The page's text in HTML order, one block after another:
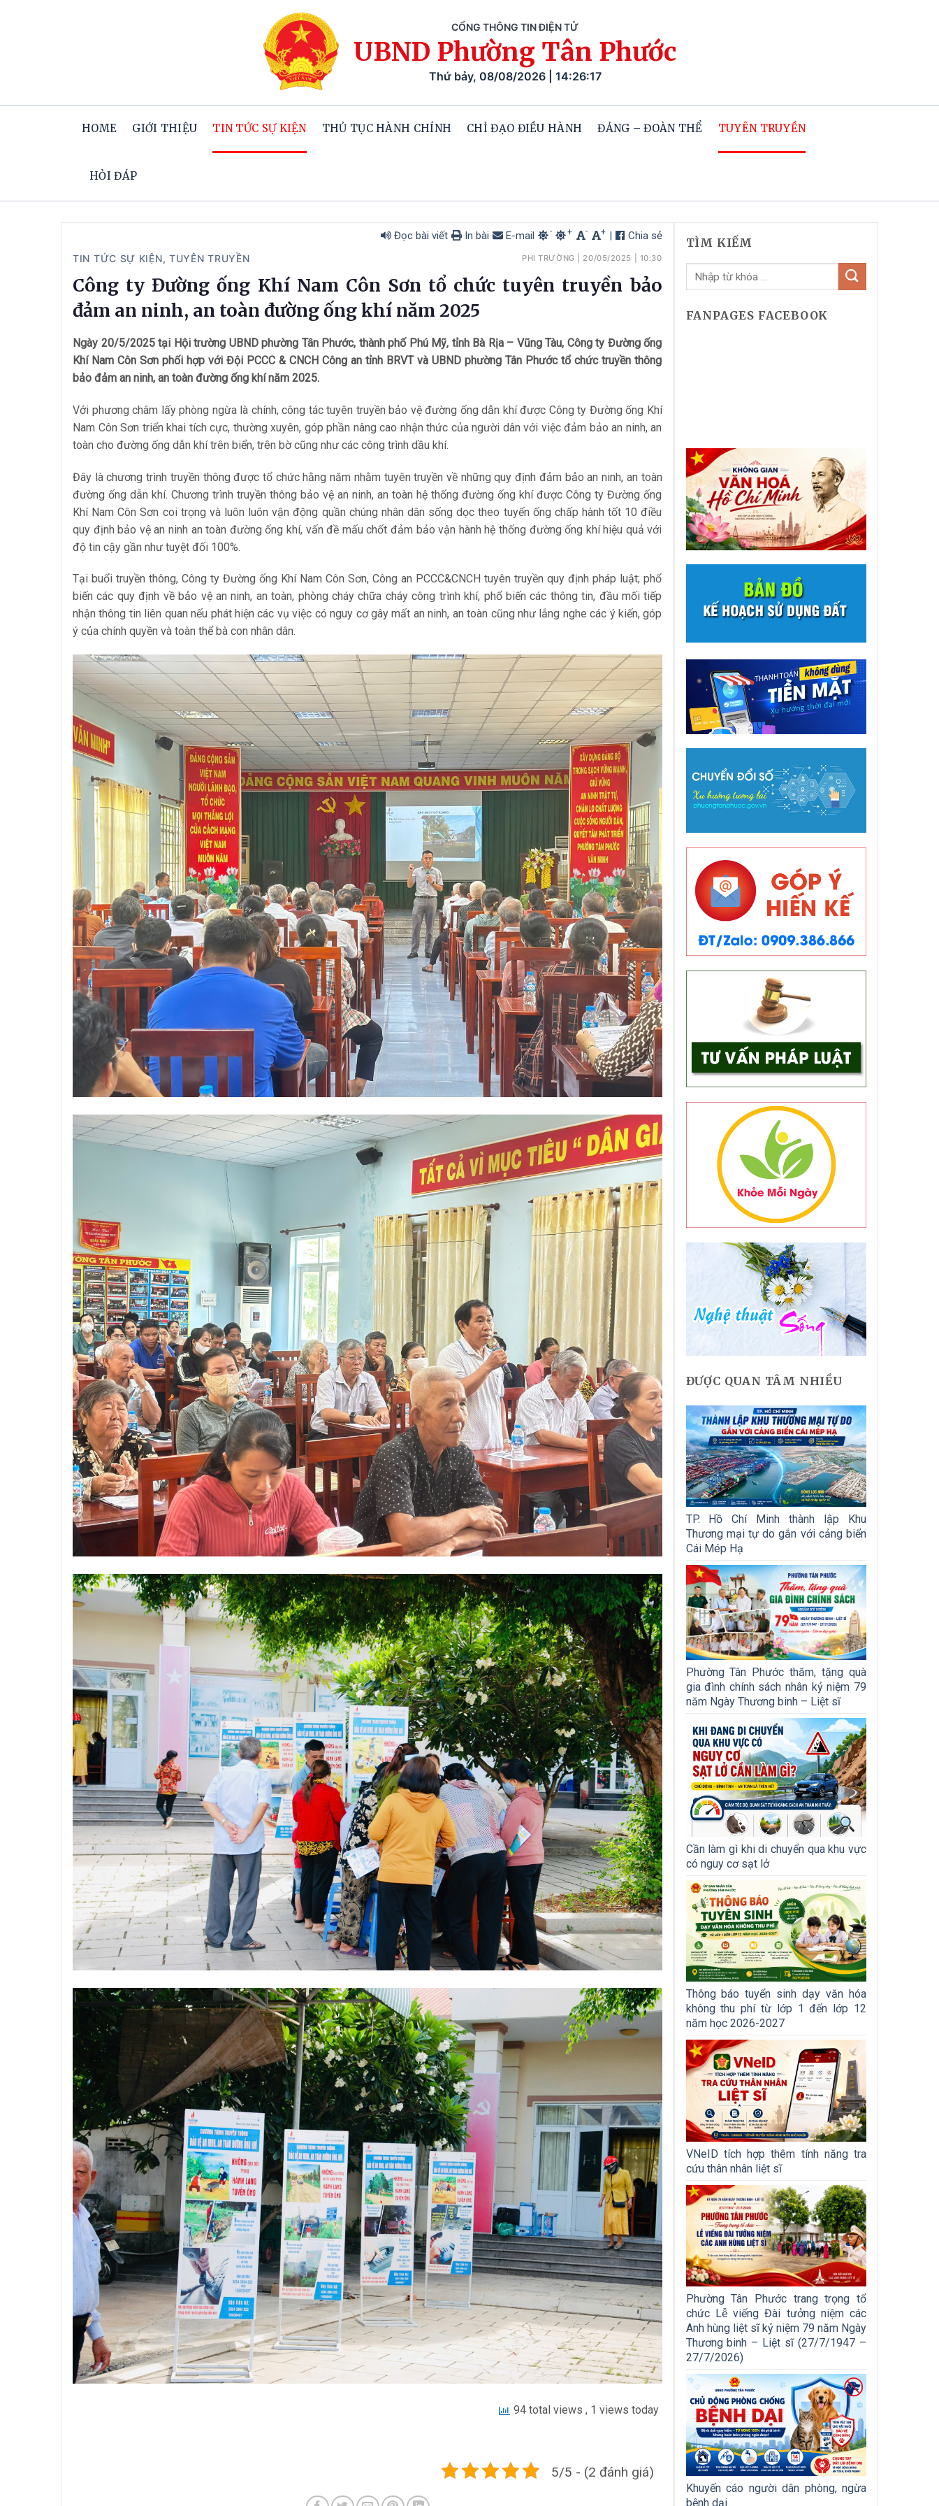
CỔNG THÔNG TIN ĐIỆN TỬ
UBND Phường Tân Phước
Thứ bảy, 08/08/2026 | 14:26:19
HOME GIỚI THIỆU TIN TỨC SỰ KIỆN THỦ TỤC HÀNH CHÍNH CHỈ ĐẠO ĐIỀU HÀNH ĐẢNG – ĐOÀN THỂ TUYÊN TRUYỀN
HỎI ĐÁP
Đọc bài viết In bài E-mail - + - + | Chia sẻ
TIN TỨC SỰ KIỆN, TUYÊN TRUYỀN PHI TRƯỜNG 20/05/2025 10:30
Công ty Đường ống Khí Nam Côn Sơn tổ chức tuyên truyền bảo
đảm an ninh, an toàn đường ống khí năm 2025
Ngày 20/5/2025 tại Hội trường UBND phường Tân Phước, thành phố Phú Mỹ, tỉnh Bà Rịa – Vũng Tàu, Công ty Đường ống
Khí Nam Côn Sơn phối hợp với Đội PCCC & CNCH Công an tỉnh BRVT và UBND phường Tân Phước tổ chức truyền thông
bảo đảm an ninh, an toàn đường ống khí năm 2025.
Với phương châm lấy phòng ngừa là chính, công tác tuyên truyền bảo vệ đường ống dẫn khí được Công ty Đường ống Khí
Nam Côn Sơn triển khai tích cực, thường xuyên, góp phần nâng cao nhận thức của người dân với việc đảm bảo an ninh, an
toàn cho đường ống dẫn khí trên biển, trên bờ cũng như các công trình dầu khí.
Đây là chương trình truyền thông được tổ chức hằng năm nhằm tuyên truyền về những quy định đảm bảo an ninh, an toàn
đường ống dẫn khí. Chương trình truyền thông bảo vệ an ninh, an toàn hệ thống đường ống khí được Công ty Đường ống
Khí Nam Côn Sơn coi trọng và luôn luôn vận động quần chúng nhân dân sống dọc theo tuyến ống chấp hành tốt 10 điều
quy định bảo vệ an ninh an toàn đường ống khí, vấn đề mấu chốt đảm bảo vận hành hệ thống đường ống khí hiệu quả với
độ tin cậy gần như tuyệt đối 100%.
Tại buổi truyền thông, Công ty Đường ống Khí Nam Côn Sơn, Công an PCCC&CNCH tuyên truyền quy định pháp luật; phổ
biến các quy định về bảo vệ an ninh, an toàn, phòng cháy chữa cháy công trình khí, phổ biến các thông tin, đầu mối tiếp
nhận thông tin liên quan nếu phát hiện các vụ việc có nguy cơ gây mất an ninh, an toàn cũng như lắng nghe các ý kiến, góp
ý của chính quyền và toàn thể bà con nhân dân.
94 total views , 1 views today
5/5 - (2 đánh giá)
TÌM KIẾM
FANPAGES FACEBOOK
ĐƯỢC QUAN TÂM NHIỀU
TP. Hồ Chí Minh thành lập Khu
Thương mại tự do gắn với cảng biển
Cái Mép Hạ
Phường Tân Phước thăm, tặng quà
gia đình chính sách nhân kỷ niệm 79
năm Ngày Thương binh – Liệt sĩ
Cần làm gì khi di chuyển qua khu vực
có nguy cơ sạt lở
Thông báo tuyển sinh dạy văn hóa
không thu phí từ lớp 1 đến lớp 12
năm học 2026-2027
VNeID tích hợp thêm tính năng tra
cứu thân nhân liệt sĩ
Phường Tân Phước trang trọng tổ
chức Lễ viếng Đài tưởng niệm các
Anh hùng liệt sĩ kỷ niệm 79 năm Ngày
Thương binh – Liệt sĩ (27/7/1947 –
27/7/2026)
Khuyến cáo người dân phòng, ngừa
bệnh dại